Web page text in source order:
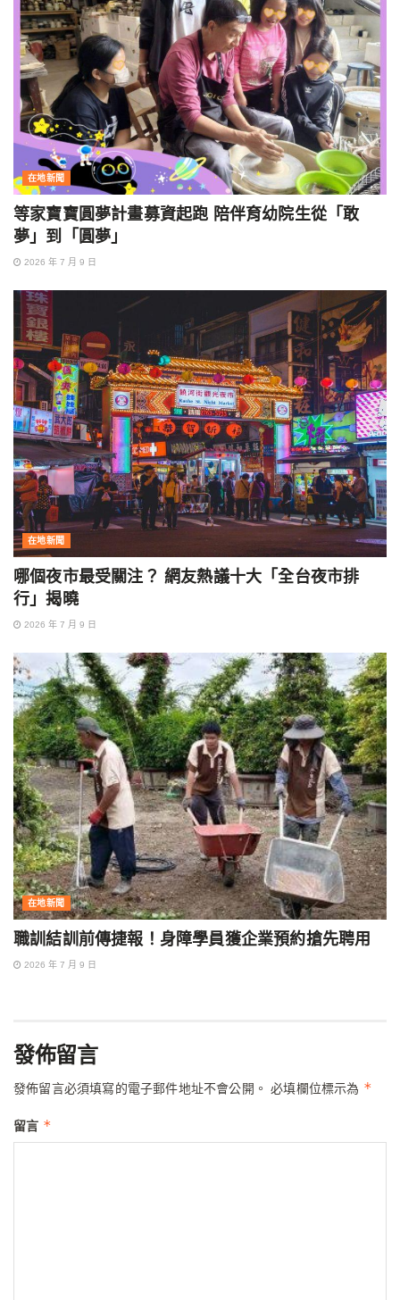
在地新聞
等家寶寶圓夢計畫募資起跑 陪伴育幼院生從「敢
夢」到「圓夢」
2026 年 7 月 9 日
在地新聞
哪個夜市最受關注？ 網友熱議十大「全台夜市排
行」揭曉
2026 年 7 月 9 日
在地新聞
職訓結訓前傳捷報！身障學員獲企業預約搶先聘用
2026 年 7 月 9 日
發佈留言
發佈留言必須填寫的電子郵件地址不會公開。 必填欄位標示為 *
留言 *